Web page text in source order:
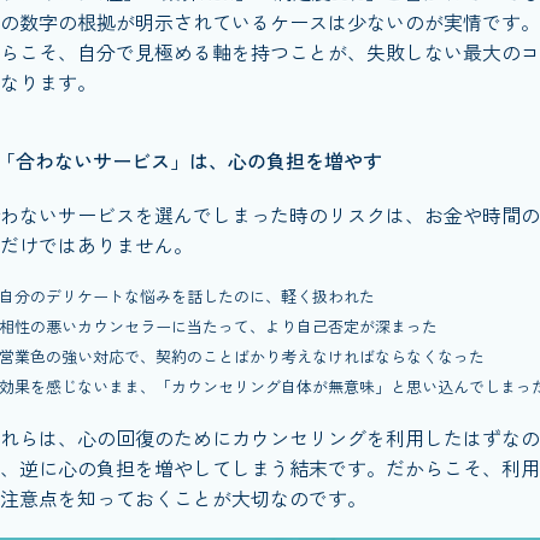
数字の根拠が明示されているケースは少ないのが実情です
こそ、自分で見極める軸を持つことが、失敗しない最大の
ります。
「合わないサービス」は、心の負担を増やす
ないサービスを選んでしまった時のリスクは、お金や時間
けではありません。
自分のデリケートな悩みを話したのに、軽く扱われた
相性の悪いカウンセラーに当たって、より自己否定が深まった
営業色の強い対応で、契約のことばかり考えなければならなくなった
効果を感じないまま、「カウンセリング自体が無意味」と思い込んでしまっ
らは、心の回復のためにカウンセリングを利用したはずなの
逆に心の負担を増やしてしまう結末です。だからこそ、利
意点を知っておくことが大切なのです。